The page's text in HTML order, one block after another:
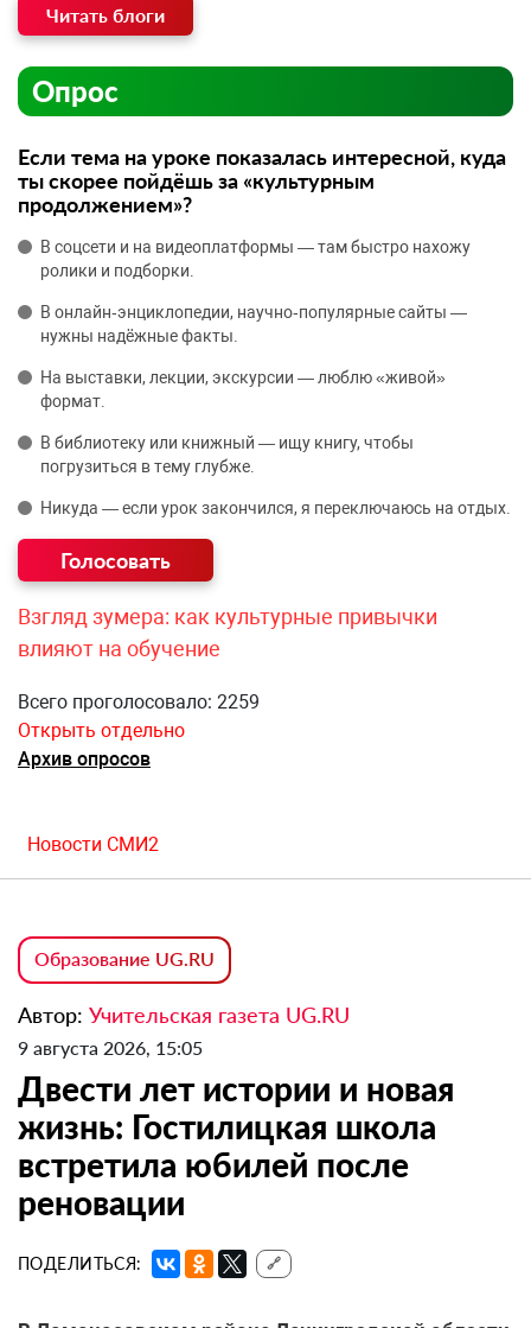
Читать блоги
Опрос
Если тема на уроке показалась интересной, куда
ты скорее пойдёшь за «культурным
продолжением»?
В соцсети и на видеоплатформы — там быстро нахожу
ролики и подборки.
В онлайн‑энциклопедии, научно‑популярные сайты —
нужны надёжные факты.
На выставки, лекции, экскурсии — люблю «живой»
формат.
В библиотеку или книжный — ищу книгу, чтобы
погрузиться в тему глубже.
Никуда — если урок закончился, я переключаюсь на отдых.
Взгляд зумера: как культурные привычки
влияют на обучение
Всего проголосовало: 2259
Открыть отдельно
Архив опросов
Новости СМИ2
Образование UG.RU
Автор: Учительская газета UG.RU
9 августа 2026, 15:05
Двести лет истории и новая
жизнь: Гостилицкая школа
встретила юбилей после
реновации
ПОДЕЛИТЬСЯ: 🔗